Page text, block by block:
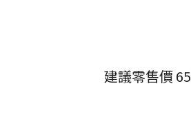
建議零售價